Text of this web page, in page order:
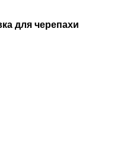
для черепахи